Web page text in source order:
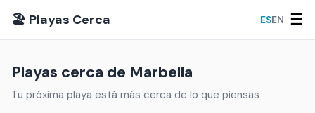
🏖️ Playas Cerca ESEN ☰
Playas cerca de Marbella
Tu próxima playa está más cerca de lo que piensas